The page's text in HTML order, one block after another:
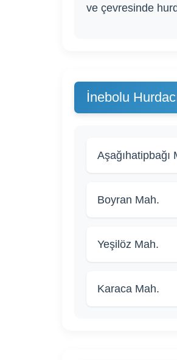
ve çevresinde
İnebolu
Aşağıhatipbağı
Boyran Mah.
Yeşilöz Mah.
Karaca Mah.